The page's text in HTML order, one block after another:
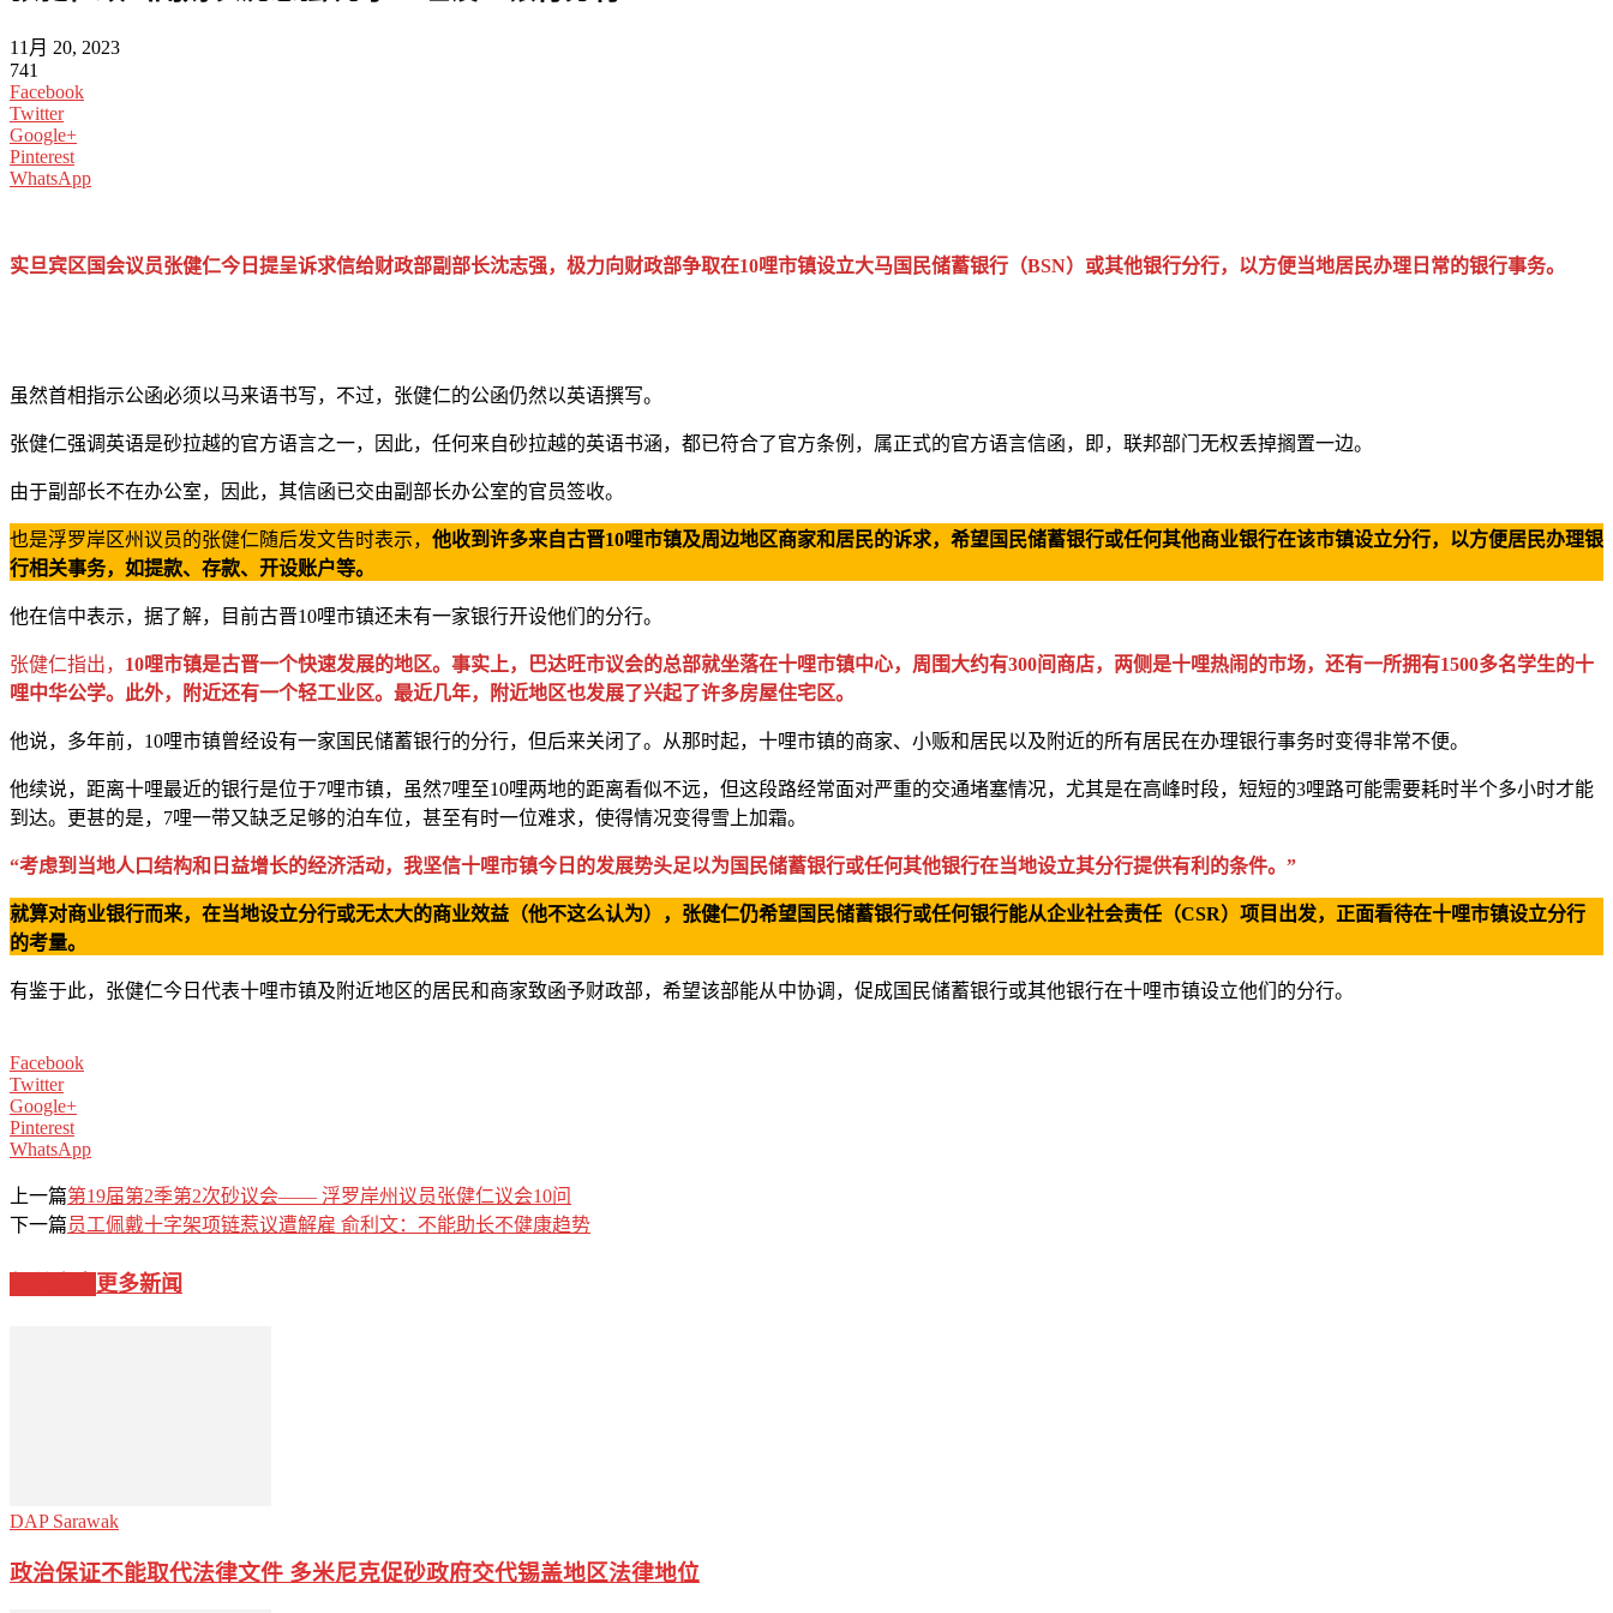
11月 20, 2023
741
Facebook
Twitter
Google+
Pinterest
WhatsApp
实旦宾区国会议员张健仁今日提呈诉求信给财政部副部长沈志强，极力向财政部争取在10哩市镇设立大马国民储蓄银行（BSN）或其他银行分行，以方便当地居民办理日常的银行事务。
虽然首相指示公函必须以马来语书写，不过，张健仁的公函仍然以英语撰写。
张健仁强调英语是砂拉越的官方语言之一，因此，任何来自砂拉越的英语书涵，都已符合了官方条例，属正式的官方语言信函，即，联邦部门无权丢掉搁置一边。
由于副部长不在办公室，因此，其信函已交由副部长办公室的官员签收。
也是浮罗岸区州议员的张健仁随后发文告时表示， 他收到许多来自古晋10哩市镇及周边地区商家和居民的诉求，希望国民储蓄银行或任何其他商业银行在该市镇设立分行，以方便居民办理银
行相关事务，如提款、存款、开设账户等。
他在信中表示，据了解，目前古晋10哩市镇还未有一家银行开设他们的分行。
张健仁指出， 10哩市镇是古晋一个快速发展的地区。事实上，巴达旺市议会的总部就坐落在十哩市镇中心，周围大约有300间商店，两侧是十哩热闹的市场，还有一所拥有1500多名学生的十
哩中华公学。此外，附近还有一个轻工业区。最近几年，附近地区也发展了兴起了许多房屋住宅区。
他说，多年前，10哩市镇曾经设有一家国民储蓄银行的分行，但后来关闭了。从那时起，十哩市镇的商家、小贩和居民以及附近的所有居民在办理银行事务时变得非常不便。
他续说，距离十哩最近的银行是位于7哩市镇，虽然7哩至10哩两地的距离看似不远，但这段路经常面对严重的交通堵塞情况，尤其是在高峰时段，短短的3哩路可能需要耗时半个多小时才能
到达。更甚的是，7哩一带又缺乏足够的泊车位，甚至有时一位难求，使得情况变得雪上加霜。
“考虑到当地人口结构和日益增长的经济活动，我坚信十哩市镇今日的发展势头足以为国民储蓄银行或任何其他银行在当地设立其分行提供有利的条件。”
就算对商业银行而来，在当地设立分行或无太大的商业效益（他不这么认为），张健仁仍希望国民储蓄银行或任何银行能从企业社会责任（CSR）项目出发，正面看待在十哩市镇设立分行
的考量。
有鉴于此，张健仁今日代表十哩市镇及附近地区的居民和商家致函予财政部，希望该部能从中协调，促成国民储蓄银行或其他银行在十哩市镇设立他们的分行。
Facebook
Twitter
Google+
Pinterest
WhatsApp
上一篇第19届第2季第2次砂议会—— 浮罗岸州议员张健仁议会10问
下一篇员工佩戴十字架项链惹议遭解雇 俞利文：不能助长不健康趋势
更多新闻
DAP Sarawak
政治保证不能取代法律文件 多米尼克促砂政府交代锡盖地区法律地位